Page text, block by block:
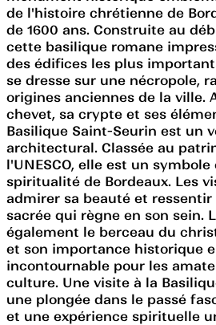
de l'histoire chrétienne de
de 1600 ans. Construite au
cette basilique romane
des édifices les plus
se dresse sur une nécropole,
origines anciennes de la ville.
chevet, sa crypte et ses
Basilique Saint-Seurin est un
architectural. Classée au
l'UNESCO, elle est un
spiritualité de Bordeaux. Les
admirer sa beauté et
sacrée qui règne en son sein.
également le berceau du
et son importance historique
incontournable pour les
culture. Une visite à la
une plongée dans le passé
et une expérience spirituelle